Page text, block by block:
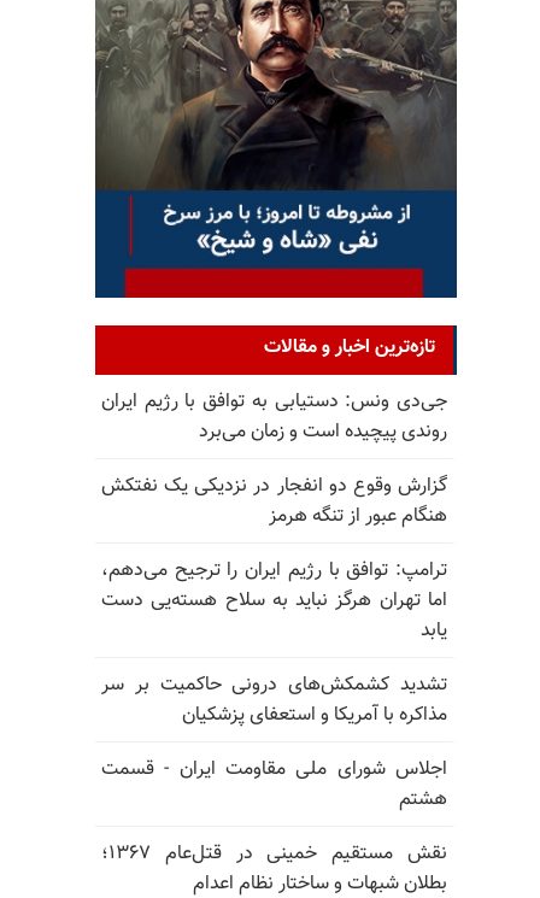
تازه‌ترین اخبار و مقالات
جی‌دی ونس: دستیابی به توافق با رژیم ایران
روندی پیچیده است و زمان می‌برد
گزارش وقوع دو انفجار در نزدیکی یک نفتکش
هنگام عبور از تنگه هرمز
ترامپ: توافق با رژیم ایران را ترجیح می‌دهم،
اما تهران هرگز نباید به سلاح هسته‌یی دست
یابد
تشدید کشمکش‌های درونی حاکمیت بر سر
مذاکره با آمریکا و استعفای پزشکیان
اجلاس شورای ملی مقاومت ایران - قسمت
هشتم
نقش مستقیم خمینی در قتل‌عام ۱۳۶۷؛
بطلان شبهات و ساختار نظام اعدام